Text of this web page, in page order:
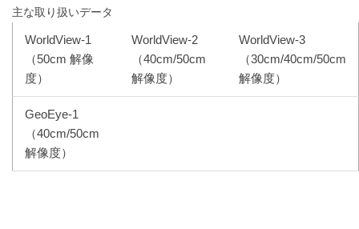
主な取り扱いデータ
WorldView-1
（50cm 解像
度）
WorldView-2
（40cm/50cm
解像度）
WorldView-3
（30cm/40cm/50cm
解像度）
GeoEye-1
（40cm/50cm
解像度）